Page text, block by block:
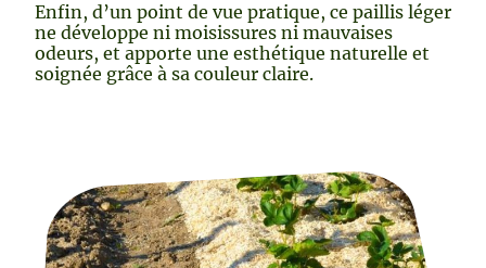
Enfin, d’un point de vue pratique, ce paillis léger
ne développe ni moisissures ni mauvaises
odeurs, et apporte une esthétique naturelle et
soignée grâce à sa couleur claire.